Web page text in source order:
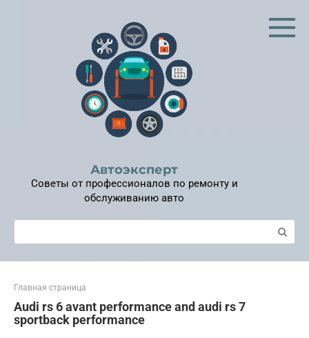
Автоэксперт
Советы от профессионалов по ремонту и
обслуживанию авто
Поиск:
Главная страница
Audi rs 6 avant performance and audi rs 7
sportback performance